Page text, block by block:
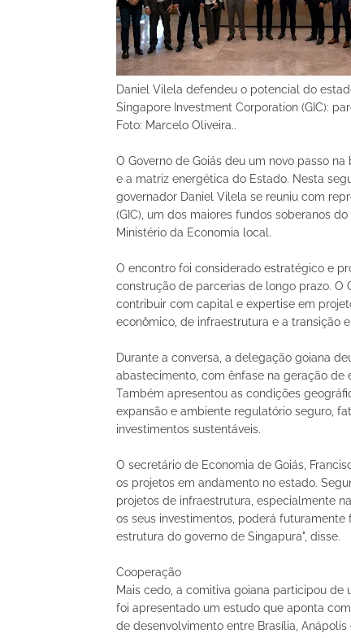
Daniel Vilela defendeu o potencial do
Singapore Investment Corporation (GIC):
Foto: Marcelo Oliveira..
O Governo de Goiás deu um novo passo
e a matriz energética do Estado. Nesta
governador Daniel Vilela se reuniu com
(GIC), um dos maiores fundos soberanos
Ministério da Economia local.
O encontro foi considerado estratégico e
construção de parcerias de longo prazo. O
contribuir com capital e expertise em
econômico, de infraestrutura e a transição
Durante a conversa, a delegação goiana
abastecimento, com ênfase na geração de
Também apresentou as condições
expansão e ambiente regulatório seguro,
investimentos sustentáveis.
O secretário de Economia de Goiás,
os projetos em andamento no estado.
projetos de infraestrutura, especialmente
os seus investimentos, poderá
estrutura do governo de Singapura", disse.
Cooperação
Mais cedo, a comitiva goiana participou de
foi apresentado um estudo que aponta
de desenvolvimento entre Brasília,